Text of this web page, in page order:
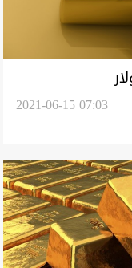
2021-06-15 07:03